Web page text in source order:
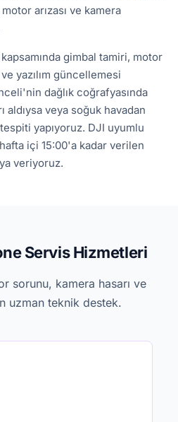
arızası ve kamera
kapsamında gimbal tamiri, motor
yazılım güncellemesi
dağlık coğrafyasında
aldıysa veya soğuk havadan
yapıyoruz. DJI uyumlu
içi 15:00'a kadar verilen
veriyoruz.
Servis Hizmetleri
sorunu, kamera hasarı ve
uzman teknik destek.